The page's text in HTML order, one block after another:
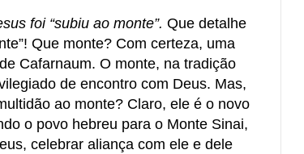
foi “subiu ao monte”. Que detalhe
Que monte? Com certeza, uma
Cafarnaum. O monte, na tradição
de encontro com Deus. Mas,
ao monte? Claro, ele é o novo
o povo hebreu para o Monte Sinai,
celebrar aliança com ele e dele